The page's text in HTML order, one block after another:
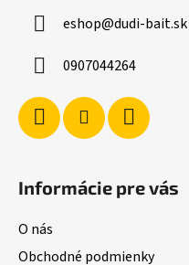
eshop@dudi-bait.sk
0907044264
Informácie pre vás
O nás
Obchodné podmienky